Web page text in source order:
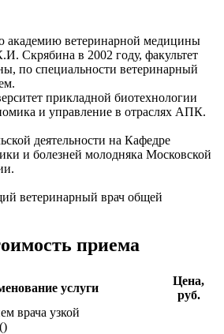
академию ветеринарной медицины
Скрябина в 2002 году, факультет
по специальности ветеринарный
прикладной биотехнологии
и управление в отраслях АПК.
деятельности на Кафедре
и болезней молодняка Московской
ветеринарный врач общей
приема
услуги
Цена,
руб.
врача узкой